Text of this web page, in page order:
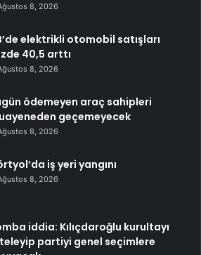
8, 2026
elektrikli otomobil satışları
40,5 arttı
8, 2026
ödemeyen araç sahipleri
geçemeyecek
8, 2026
iş yeri yangını
8, 2026
iddia: Kılıçdaroğlu kurultayı
partiyi genel seçimlere